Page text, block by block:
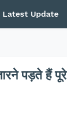
Latest Update
पड़ते हैं पूरे